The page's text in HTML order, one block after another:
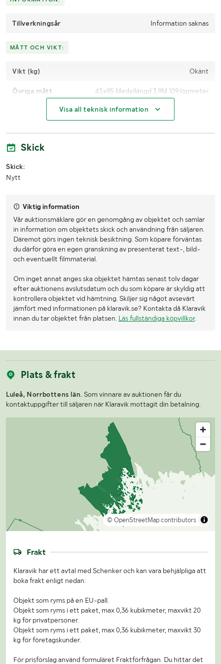
Tillverkningsår Information saknas
MÅTT OCH VIKT:
Vikt (kg) Okänt
Övriga mått 45x95 Medellängd 3,9M 109 löpmeter
Visa all teknisk information
Skick
Skick:
Nytt
Viktig information
Vår auktionsmäklare gör en genomgång av objektet och samlar
in information om objektets skick och användning från säljaren.
Däremot görs ingen teknisk besiktning. Som köpare förväntas
du därför göra en egen granskning av presenterat text-, bild-
och eventuellt filmmaterial.
Om inget annat anges ska objektet hämtas senast tolv dagar
efter auktionens avslutsdatum och du som köpare är skyldig att
kontrollera objektet vid hämtning. Skiljer sig något avsevärt
jämfört med informationen på klaravik.se? Kontakta då Klaravik
innan du tar objektet från platsen. Läs fullständiga köpvillkor.
Plats & frakt
Luleå, Norrbottens län. Som vinnare av auktionen får du
kontaktuppgifter till säljaren när Klaravik mottagit din betalning.
© OpenStreetMap contributors
Frakt
Klaravik har ett avtal med Schenker och kan vara behjälpliga att
boka frakt enligt nedan:
Objekt som ryms på en EU-pall.
Objekt som ryms i ett paket, max 0,36 kubikmeter, maxvikt 20
kg för privatpersoner.
Objekt som ryms i ett paket, max 0,36 kubikmeter, maxvikt 30
kg för företagskunder.
För prisförslag använd formuläret Fraktförfrågan. Du hittar det